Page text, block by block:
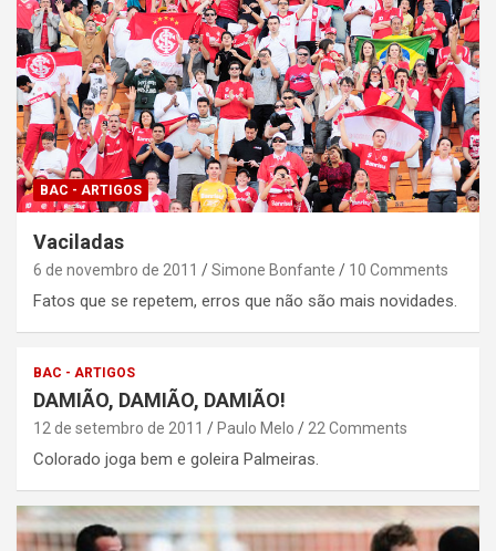
BAC - ARTIGOS
Vaciladas
6 de novembro de 2011 Simone Bonfante 10 Comments
Fatos que se repetem, erros que não são mais novidades.
BAC - ARTIGOS
DAMIÃO, DAMIÃO, DAMIÃO!
12 de setembro de 2011 Paulo Melo 22 Comments
Colorado joga bem e goleira Palmeiras.